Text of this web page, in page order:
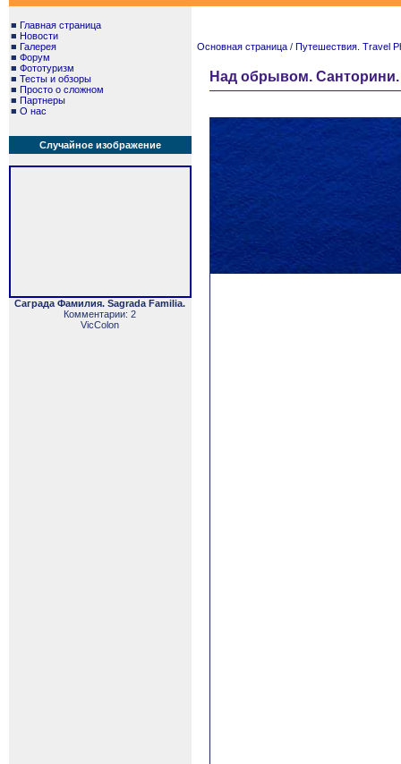
■ Главная страница
■ Новости
■ Галерея
■ Форум
■ Фототуризм
■ Тесты и обзоры
■ Просто о сложном
■ Партнеры
■ О нас
Случайное изображение
Саграда Фамилия. Sagrada Familia.
Комментарии: 2
VicColon
Основная страница / Путешествия. Travel
Над обрывом.